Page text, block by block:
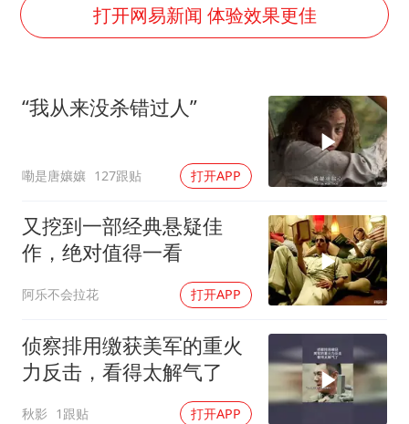
笔试第一被劝弃考涉事副校长被撤职
构建更高水平的全民健身公共服务体系
挡“张雪机车”民进党当局怕什么
灌溉水坝被隔成鱼塘 村民投诉20余年
奋力开创中国式现代化建设新局面
打开网易新闻 体验效果更佳
“我从来没杀错过人”
嘞是唐孃孃 127跟贴 打开APP
又挖到一部经典悬疑佳
作，绝对值得一看
阿乐不会拉花 打开APP
侦察排用缴获美军的重火
力反击，看得太解气了
秋影 1跟贴 打开APP